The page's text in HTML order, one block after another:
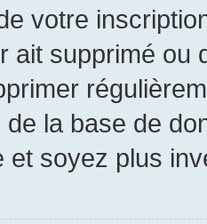
votre
ait supprimé ou
de la base de
et soyez plus